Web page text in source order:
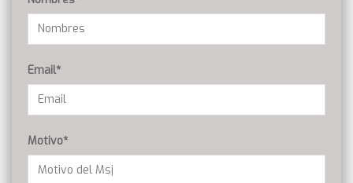
Email*
Motivo*